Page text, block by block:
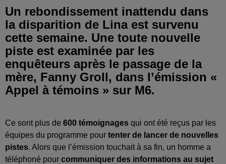
Un rebondissement inattendu dans
la disparition de Lina est survenu
cette semaine. Une toute nouvelle
piste est examinée par les
enquêteurs après le passage de la
mère, Fanny Groll, dans l’émission «
Appel à témoins » sur M6.
Ce sont plus de 600 témoignages qui ont été reçus par les
équipes du programme pour tenter de lancer de nouvelles
pistes. Alors que l’émission touchait à sa fin, un homme a
téléphoné pour communiquer des informations au sujet